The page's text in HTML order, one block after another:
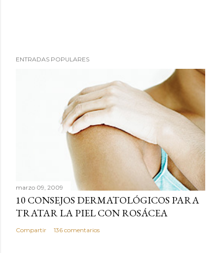
u
o
m
e
n
ENTRADAS POPULARES
marzo 09, 2009
10 CONSEJOS DERMATOLÓGICOS PARA
TRATAR LA PIEL CON ROSÁCEA
Compartir 136 comentarios